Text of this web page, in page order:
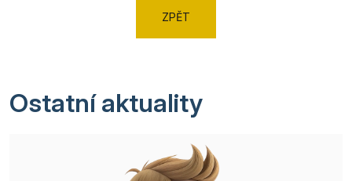
ZPĚT
Ostatní aktuality